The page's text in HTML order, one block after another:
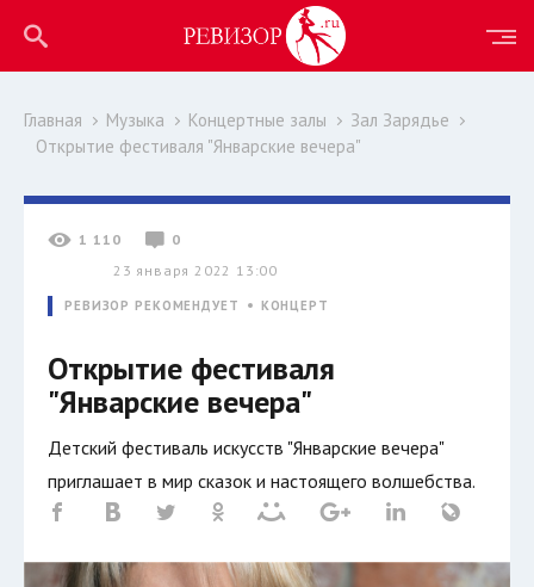
Главная Музыка Концертные залы
Зал Зарядье
Открытие фестиваля "Январские вечера"
1 110
0
23 января 2022 13:00
РЕВИЗОР РЕКОМЕНДУЕТ КОНЦЕРТ
Открытие фестиваля
"Январские вечера"
Детский фестиваль искусств "Январские вечера"
приглашает в мир сказок и настоящего волшебства.